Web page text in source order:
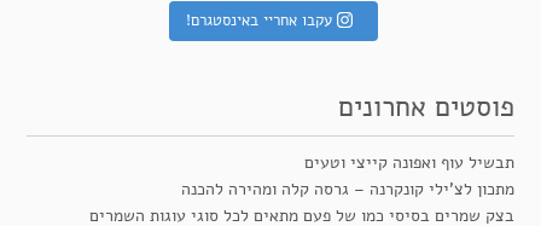
עקבו אחריי באינסטגרם!
פוסטים אחרונים
תבשיל עוף ואפונה קייצי וטעים
מתכון לצ’ילי קונקרנה – גרסה קלה ומהירה להכנה
בצק שמרים בסיסי כמו של פעם מתאים לכל סוגי עוגות השמרים